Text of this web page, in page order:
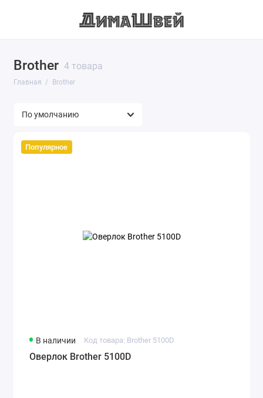
Brother 4 товара
Главная Brother
Популярное
В наличии Код товара: Brother 5100D
Оверлок Brother 5100D